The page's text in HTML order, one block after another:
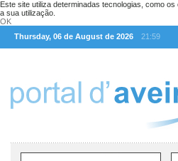
Este site utiliza determinadas tecnologias, como
a sua utilização.
OK
Thursday, 06 de August de 2026
21:59